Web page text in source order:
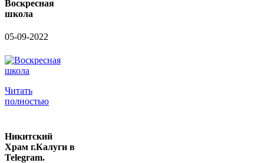
Воскресная
школа
05-09-2022
Читать
полностью
Никитский
Храм г.Калуги в
Telegram.